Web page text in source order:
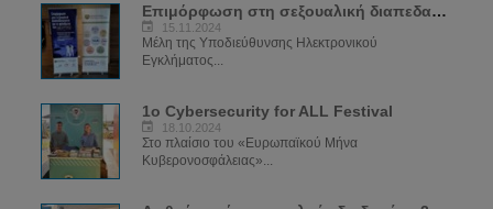
Επιμόρφωση στη σεξουαλική διαπεδαγώγιση για το φαινόμενο του Sexting
15.11.2024
Μέλη της Υποδιεύθυνσης Ηλεκτρονικού
Εγκλήματος...
1ο Cybersecurity for ALL Festival
18.10.2024
Στο πλαίσιο του «Ευρωπαϊκού Μήνα
Κυβερονοσφάλειας»...